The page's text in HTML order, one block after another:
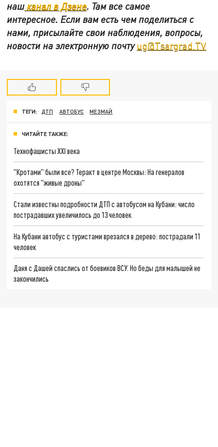
нашканал в Дзене. Там все самое
интересное. Если вам есть чем поделиться с
нами, присылайте свои наблюдения, вопросы,
новости на электронную почтуug@Tsargrad.TV
ТЕГИ: ДТП АВТОБУС МЕЗМАЙ
ЧИТАЙТЕ ТАКЖЕ:
Технофашисты XXI века
"Кротами" были все? Теракт в центре Москвы: На генералов
охотятся "живые дроны"
Стали известны подробности ДТП с автобусом на Кубани: число
пострадавших увеличилось до 13 человек
На Кубани автобус с туристами врезался в дерево: пострадали 11
человек
Даня с Дашей спаслись от боевиков ВСУ. Но беды для малышей не
закончились